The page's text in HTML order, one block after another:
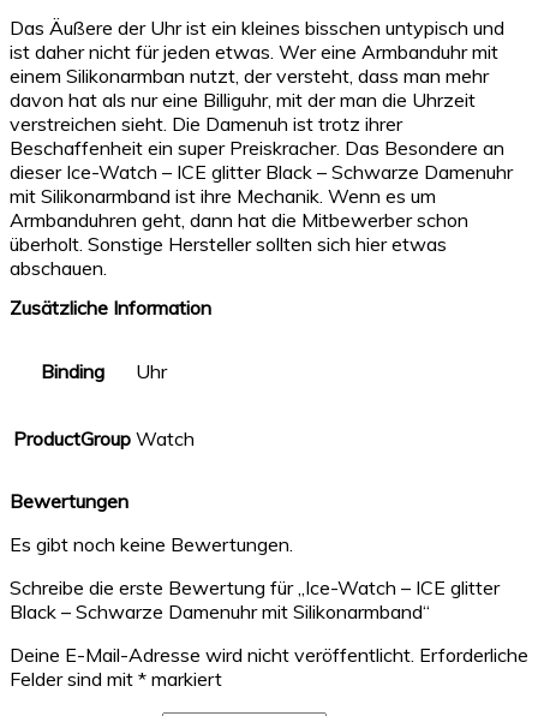
Das Äußere der Uhr ist ein kleines bisschen untypisch und
ist daher nicht für jeden etwas. Wer eine Armbanduhr mit
einem Silikonarmban nutzt, der versteht, dass man mehr
davon hat als nur eine Billiguhr, mit der man die Uhrzeit
verstreichen sieht. Die Damenuh ist trotz ihrer
Beschaffenheit ein super Preiskracher. Das Besondere an
dieser Ice-Watch – ICE glitter Black – Schwarze Damenuhr
mit Silikonarmband ist ihre Mechanik. Wenn es um
Armbanduhren geht, dann hat die Mitbewerber schon
überholt. Sonstige Hersteller sollten sich hier etwas
abschauen.
Zusätzliche Information
Binding Uhr
ProductGroup Watch
Bewertungen
Es gibt noch keine Bewertungen.
Schreibe die erste Bewertung für „Ice-Watch – ICE glitter
Black – Schwarze Damenuhr mit Silikonarmband“
Deine E-Mail-Adresse wird nicht veröffentlicht. Erforderliche
Felder sind mit * markiert